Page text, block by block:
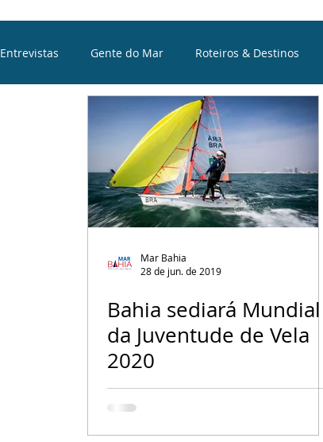
Entrevistas Gente do Mar Roteiros & Destinos
Mar Bahia
28 de jun. de 2019
Bahia sediará Mundial
da Juventude de Vela
2020